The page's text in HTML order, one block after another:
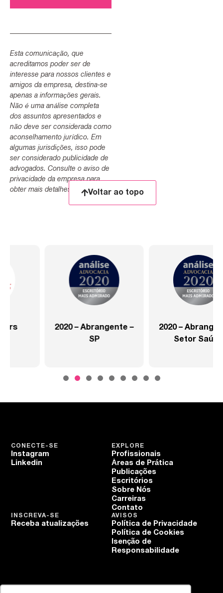
Esta comunicação, que
acreditamos poder ser de
interesse para nossos clientes e
amigos da empresa, destina-se
apenas a informações gerais.
Não é uma análise completa
dos assuntos apresentados e
não deve ser considerada como
aconselhamento jurídico. Em
algumas jurisdições, isso pode
ser considerado publicidade de
advogados. Consulte o aviso de
privacidade da empresa para
obter mais detalhes.
Voltar ao topo
2020 – Abrangente –
2020 – Abrangente –
Setor Saúde
EXPLORE
Profissionais
Áreas de Prática
Publicações
Escritórios
Sobre Nós
Carreiras
Contato
CONECTE-SE
Instagram
Linkedin
AVISOS
Política de Privacidade
Política de Cookies
Isenção de
Responsabilidade
INSCREVA-SE
Receba atualizações